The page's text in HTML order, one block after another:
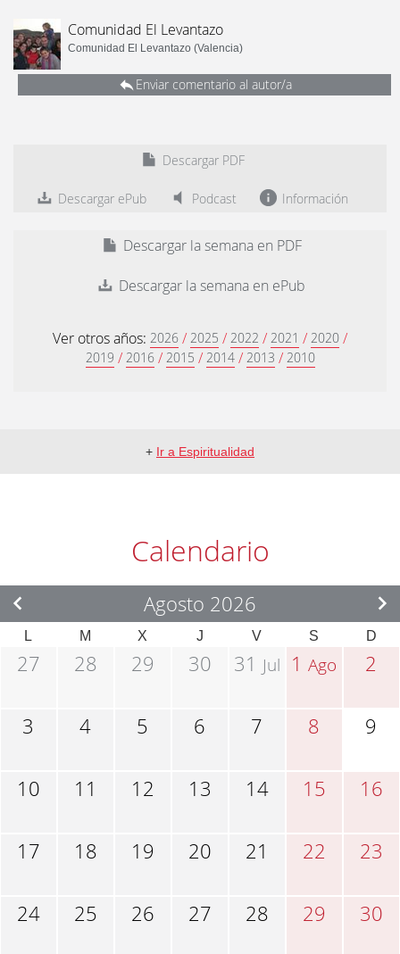
Comunidad El Levantazo
Comunidad El Levantazo (Valencia)
Enviar comentario al autor/a
Descargar PDF
Descargar ePub Podcast Información
Descargar la semana en PDF
Descargar la semana en ePub
Ver otros años: 2026 / 2025 / 2022 / 2021 / 2020 /
2019 / 2016 / 2015 / 2014 / 2013 / 2010
+ Ir a Espiritualidad
Calendario
Agosto 2026
L M X J V S D
27 28 29 30 31 Jul 1Ago 2
3 4 5 6 7 8 9
10 11 12 13 14 15 16
17 18 19 20 21 22 23
24 25 26 27 28 29 30